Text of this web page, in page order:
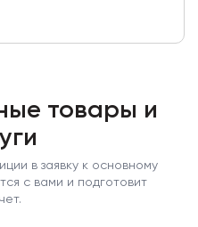
товары и
в заявку к основному
с вами и подготовит